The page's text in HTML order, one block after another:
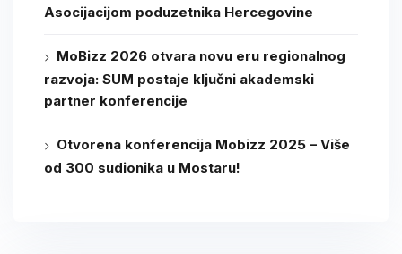
Asocijacijom poduzetnika Hercegovine
MoBizz 2026 otvara novu eru regionalnog
razvoja: SUM postaje ključni akademski
partner konferencije
Otvorena konferencija Mobizz 2025 – Više
od 300 sudionika u Mostaru!